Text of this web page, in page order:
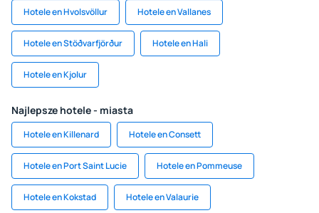
Hotele en Hvolsvöllur Hotele en Vallanes
Hotele en Stöðvarfjörður Hotele en Hali
Hotele en Kjolur
Najlepsze hotele - miasta
Hotele en Killenard Hotele en Consett
Hotele en Port Saint Lucie Hotele en Pommeuse
Hotele en Kokstad Hotele en Valaurie